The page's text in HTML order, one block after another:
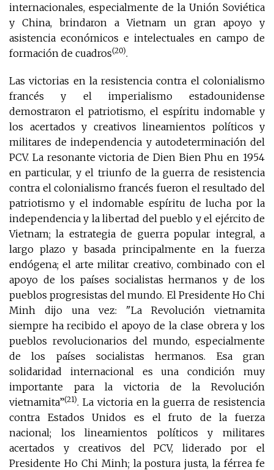
internacionales, especialmente de la Unión Soviética
y China, brindaron a Vietnam un gran apoyo y
asistencia económicos e intelectuales en campo de
formación de cuadros(20).
Las victorias en la resistencia contra el colonialismo
francés y el imperialismo estadounidense
demostraron el patriotismo, el espíritu indomable y
los acertados y creativos lineamientos políticos y
militares de independencia y autodeterminación del
PCV. La resonante victoria de Dien Bien Phu en 1954
en particular, y el triunfo de la guerra de resistencia
contra el colonialismo francés fueron el resultado del
patriotismo y el indomable espíritu de lucha por la
independencia y la libertad del pueblo y el ejército de
Vietnam; la estrategia de guerra popular integral, a
largo plazo y basada principalmente en la fuerza
endógena; el arte militar creativo, combinado con el
apoyo de los países socialistas hermanos y de los
pueblos progresistas del mundo. El Presidente Ho Chi
Minh dijo una vez: "La Revolución vietnamita
siempre ha recibido el apoyo de la clase obrera y los
pueblos revolucionarios del mundo, especialmente
de los países socialistas hermanos. Esa gran
solidaridad internacional es una condición muy
importante para la victoria de la Revolución
vietnamita”(21). La victoria en la guerra de resistencia
contra Estados Unidos es el fruto de la fuerza
nacional; los lineamientos políticos y militares
acertados y creativos del PCV, liderado por el
Presidente Ho Chi Minh; la postura justa, la férrea fe